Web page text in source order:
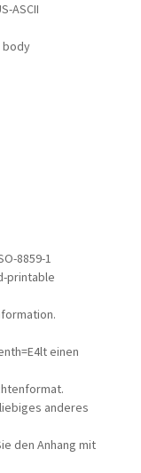
ASCII
body
8859-1
printable
einen
anderes
den Anhang mit